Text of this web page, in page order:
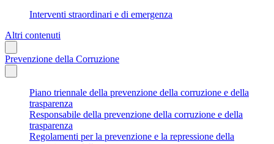
Interventi straordinari e di emergenza
Altri contenuti
Prevenzione della Corruzione
Piano triennale della prevenzione della corruzione e della
trasparenza
Responsabile della prevenzione della corruzione e della
trasparenza
Regolamenti per la prevenzione e la repressione della